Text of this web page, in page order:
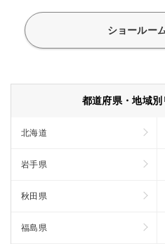
ショールー
都道府県・地域
北海道
岩手県
秋田県
福島県